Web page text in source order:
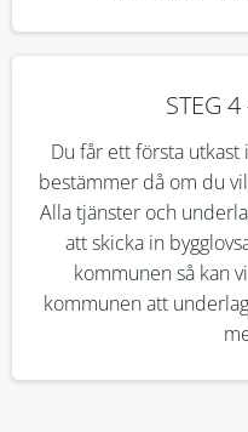
STEG
Du får ett första
bestämmer då om du
Alla tjänster och
att skicka in
kommunen så kan
kommunen att